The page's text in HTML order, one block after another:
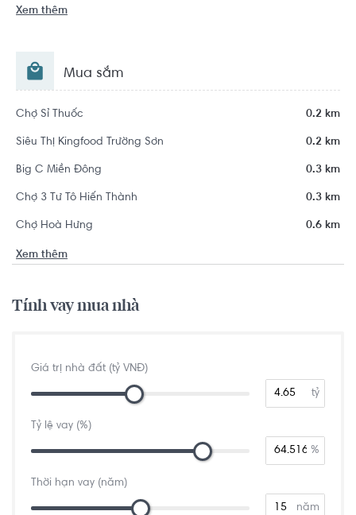
Xem thêm
Mua sắm
Chợ Sỉ Thuốc 0.2 km
Siêu Thị Kingfood Trường Sơn 0.2 km
Big C Miền Đông 0.3 km
Chợ 3 Tư Tô Hiến Thành 0.3 km
Chợ Hoà Hưng 0.6 km
Xem thêm
Tính vay mua nhà
Giá trị nhà đất (tỷ VNĐ)
tỷ
Tỷ lệ vay (%)
%
Thời hạn vay (năm)
năm